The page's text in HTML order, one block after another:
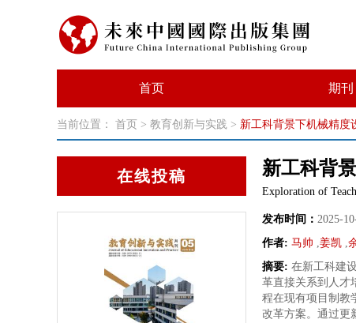
首页 期刊
当前位置： 首页 > 教育创新与实践 > 新工科背景下机械精度
在线投稿 新工科背
Exploration of
发布时间： 2025-
作者: 马帅 ,姜凯 ,
摘要: 在新工科建
革直接关系到人才
程在现有项目制教
改革方案。通过更